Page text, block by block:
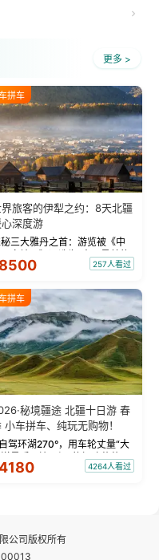
更多 >
拼车
旅客的伊犁之约：8天北疆
心深度游
三大雅丹之首：游览被《中
国家地理》评选为“中国最美的
雅丹”第一名的克拉玛依魔鬼
最大村落——禾木村，欣赏
与小木...
8500 257人看过
拼车
秘境疆途 北疆十日游 春
小车拼车、纯玩无购物！
驾环湖270°，用车轮丈量“大
洋最后一滴眼泪”的极致蔚蓝，
山、花海与深邃湖水在转弯
4264人看过
公司版权所有